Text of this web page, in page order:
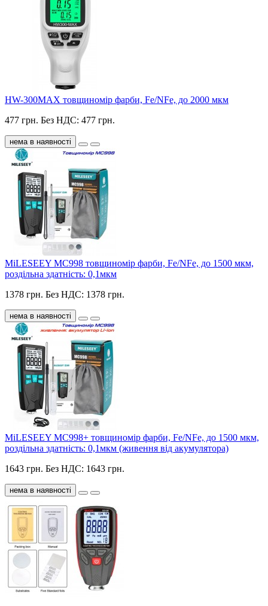
HW-300MAX товщиномір фарби, Fe/NFe, до 2000 мкм
477 грн. Без НДС: 477 грн.
нема в наявності
MiLESEEY MC998 товщиномір фарби, Fe/NFe, до 1500 мкм,
роздільна здатність: 0,1мкм
1378 грн. Без НДС: 1378 грн.
нема в наявності
MiLESEEY MC998+ товщиномір фарби, Fe/NFe, до 1500 мкм,
роздільна здатність: 0,1мкм (живення від акумулятора)
1643 грн. Без НДС: 1643 грн.
нема в наявності